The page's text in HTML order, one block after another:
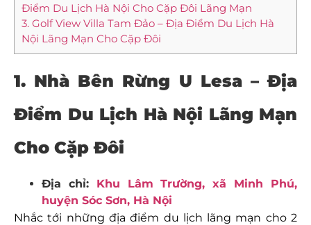
Điểm Du Lịch Hà Nội Cho Cặp Đôi Lãng Mạn
3. Golf View Villa Tam Đảo – Địa Điểm Du Lịch Hà
Nội Lãng Mạn Cho Cặp Đôi
1. Nhà Bên Rừng U Lesa – Địa
Điểm Du Lịch Hà Nội Lãng Mạn
Cho Cặp Đôi
Địa chỉ: Khu Lâm Trường, xã Minh Phú,
huyện Sóc Sơn, Hà Nội
Nhắc tới những địa điểm du lịch lãng mạn cho 2